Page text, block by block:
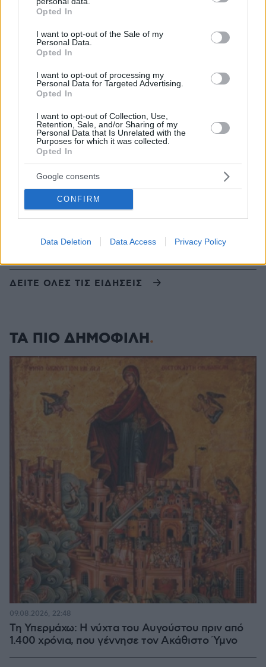
grant or deny consent to Google and its third-party tags to
use your data for below specified purposes in below Google
consent section.
Opted In
I want to opt-out of the Sale of my
Personal Data.
Opted In
I want to opt-out of processing my
Personal Data for Targeted Advertising.
Opted In
I want to opt-out of Collection, Use,
Retention, Sale, and/or Sharing of my
Personal Data that Is Unrelated with the
Purposes for which it was collected.
Opted In
Google consents
CONFIRM
Data Deletion Data Access Privacy Policy
οργανώσεων
Πεϊνιρλί με ψητά λαχανικά, ντομάτα και φέτα
10.08.2026, 05:00
Μπρα ντε φερ ΗΠΑ-Ιράν για τα Στενά του Ορμούζ: «Θα
μείνουν κλειστά μέχρι να δεχτούν όλους τους όρους
Ένας νεκρός και πέντε τραυματίες από κατάρρευση στο
μεγαλύτερο χρυσωρυχείο της Αιγύπτου
10.08.2026, 04:10
Πλεύρης στο Breitbart: Η επανεκλογή Τραμπ άλλαξε τη
μεταναστευτική πολιτική σε ΗΠΑ και Ευρώπη - Η
ανάρτηση του Αμερικανού προέδρου με τη συνέντευξη
του Έλληνα υπουργού
10.08.2026, 03:33
Τηγανόψωμο: Η εκδίκηση του φτωχικού έδεσματος -
Από την αρχαιότητα στα σύγχρονα brunch
ΔΕΙΤΕ ΟΛΕΣ ΤΙΣ ΕΙΔΗΣΕΙΣ
ΤΑ ΠΙΟ ΔΗΜΟΦΙΛΗ
Τη Υπερμάχω: Η νύχτα του Αυγούστου πριν από
1.400 χρόνια, που γέννησε τον Ακάθιστο Ύμνο
09.08.2026, 22:48